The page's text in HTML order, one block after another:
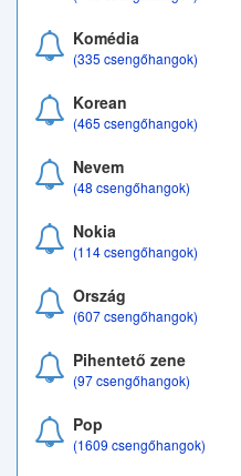
Komédia
(335 csengőhangok)
Korean
(465 csengőhangok)
Nevem
(48 csengőhangok)
Nokia
(114 csengőhangok)
Ország
(607 csengőhangok)
Pihentető zene
(97 csengőhangok)
Pop
(1609 csengőhangok)